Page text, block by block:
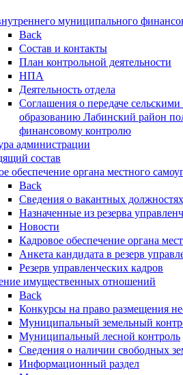
муниципального
Back
Состав и контакты
План контрольной деятельности
НПА
Деятельность отдела
Соглашения о передаче
образованию Лабинский район
финансовому контролю
администрации
состав
обеспечение органа местного
Back
Сведения о вакантных
Назначенные из резерва
Новости
Кадровое обеспечение органа
Анкета кандидата в резерв
Резерв управленческих кадров
имущественных отношений
Back
Конкурсы на право размещения
Муниципальный земельный
Муниципальный лесной контроль
Сведения о наличии свободных
Информационный раздел